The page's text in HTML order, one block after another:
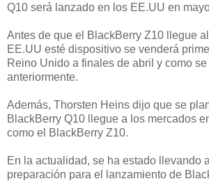
Q10 será lanzado en los EE.UU en
Antes de que el BlackBerry Z10 llegue
EE.UU esté dispositivo se venderá
Reino Unido a finales de abril y como
anteriormente.
Además, Thorsten Heins dijo que se
BlackBerry Q10 llegue a los mercados
como el BlackBerry Z10.
En la actualidad, se ha estado llevando
preparación para el lanzamiento de